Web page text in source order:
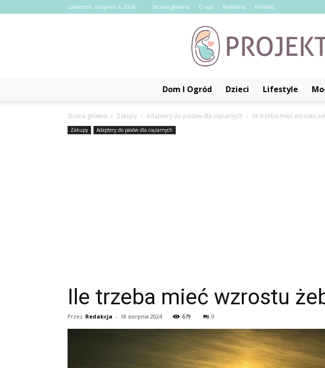
czwartek, sierpień 6, 2026 Strona główna O nas Reklama Kontakt
Dom I Ogród Dzieci Lifestyle
Strona główna Zakupy Adaptery do pasów dla ciężarnych Ile trzeba mieć wzrostu
Zakupy Adaptery do pasów dla ciężarnych
Ile trzeba mieć wzrostu
Przez Redakcja - 18 sierpnia 2024 679 0